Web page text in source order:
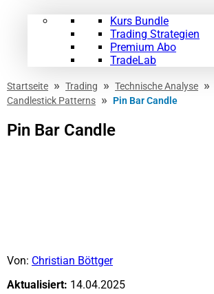
Kurs Bundle
Trading Strategien
Premium Abo
TradeLab
Startseite » Trading » Technische Analyse »
Candlestick Patterns » Pin Bar Candle
Pin Bar Candle
Von: Christian Böttger
Aktualisiert: 14.04.2025